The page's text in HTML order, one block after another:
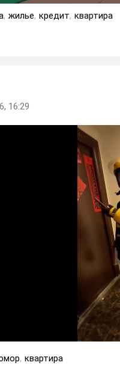
, жилье, кредит, квартира
16:29
, квартира